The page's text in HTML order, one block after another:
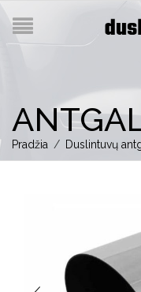
Pradžia / Duslintuvų